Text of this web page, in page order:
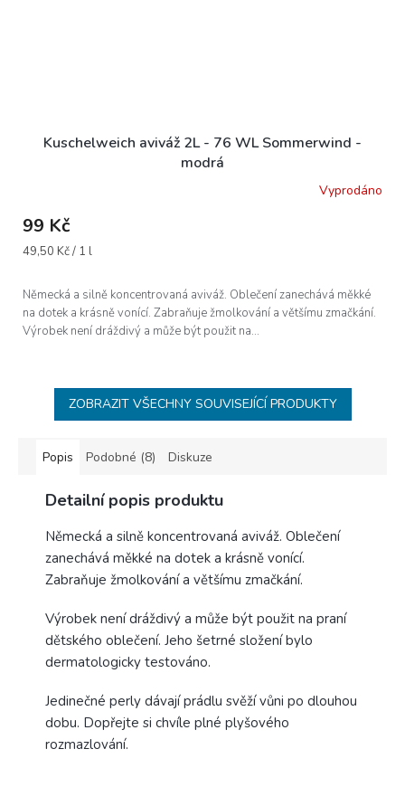
Kuschelweich aviváž 2L - 76 WL Sommerwind -
modrá
Vyprodáno
99 Kč
Měrná
49,50 Kč / 1 l
Německá a silně koncentrovaná aviváž. Oblečení zanechává měkké
na dotek a krásně vonící. Zabraňuje žmolkování a většímu zmačkání.
Výrobek není dráždivý a může být použit na...
ZOBRAZIT VŠECHNY SOUVISEJÍCÍ PRODUKTY
Popis Podobné (8) Diskuze
Detailní popis produktu
Německá a silně koncentrovaná aviváž. Oblečení
zanechává měkké na dotek a krásně vonící.
Zabraňuje žmolkování a většímu zmačkání.
Výrobek není dráždivý a může být použit na praní
dětského oblečení. Jeho šetrné složení bylo
dermatologicky testováno.
Jedinečné perly dávají prádlu svěží vůni po dlouhou
dobu. Dopřejte si chvíle plné plyšového
rozmazlování.